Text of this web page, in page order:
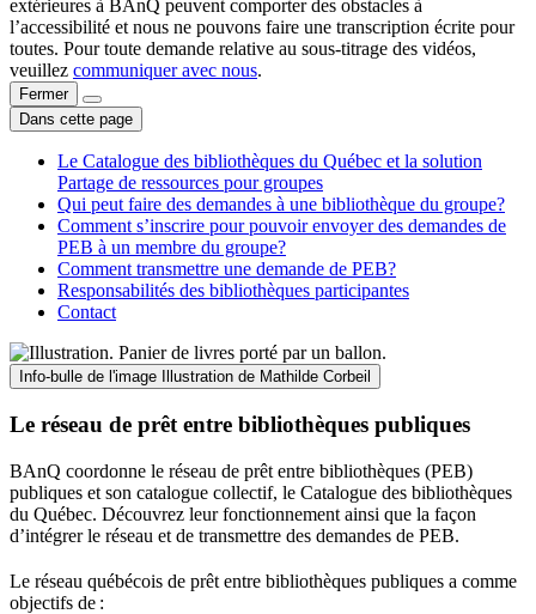
extérieures à BAnQ peuvent comporter des obstacles à
l’accessibilité et nous ne pouvons faire une transcription écrite pour
toutes. Pour toute demande relative au sous-titrage des vidéos,
veuillez communiquer avec nous.
Fermer
Dans cette page
Le Catalogue des bibliothèques du Québec et la solution
Partage de ressources pour groupes
Qui peut faire des demandes à une bibliothèque du groupe?
Comment s’inscrire pour pouvoir envoyer des demandes de
PEB à un membre du groupe?
Comment transmettre une demande de PEB?
Responsabilités des bibliothèques participantes
Contact
Info-bulle de l'image Illustration de Mathilde Corbeil
Le réseau de prêt entre bibliothèques publiques
BAnQ coordonne le réseau de prêt entre bibliothèques (PEB)
publiques et son catalogue collectif, le Catalogue des bibliothèques
du Québec. Découvrez leur fonctionnement ainsi que la façon
d’intégrer le réseau et de transmettre des demandes de PEB.
Le réseau québécois de prêt entre bibliothèques publiques a comme
objectifs de :